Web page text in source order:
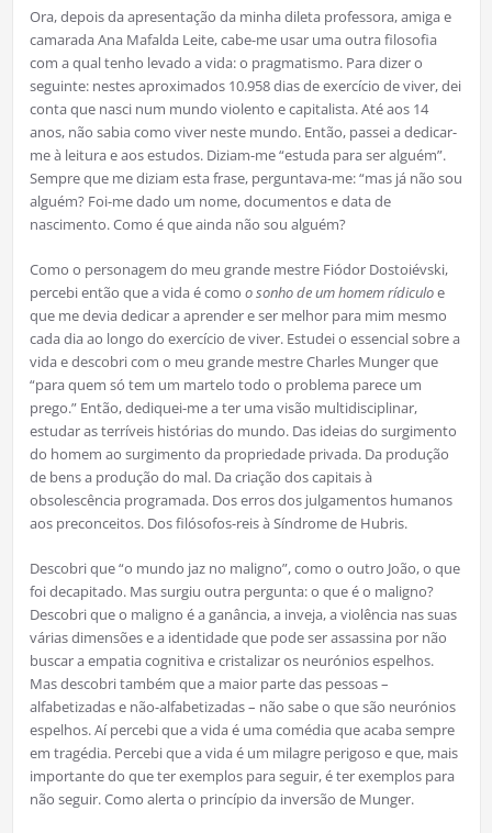
Ora, depois da apresentação da minha dileta professora, amiga e
camarada Ana Mafalda Leite, cabe-me usar uma outra filosofia
com a qual tenho levado a vida: o pragmatismo. Para dizer o
seguinte: nestes aproximados 10.958 dias de exercício de viver, dei
conta que nasci num mundo violento e capitalista. Até aos 14
anos, não sabia como viver neste mundo. Então, passei a dedicar-
me à leitura e aos estudos. Diziam-me “estuda para ser alguém”.
Sempre que me diziam esta frase, perguntava-me: “mas já não sou
alguém? Foi-me dado um nome, documentos e data de
nascimento. Como é que ainda não sou alguém?
Como o personagem do meu grande mestre Fiódor Dostoiévski,
percebi então que a vida é como o sonho de um homem rídiculoe
que me devia dedicar a aprender e ser melhor para mim mesmo
cada dia ao longo do exercício de viver. Estudei o essencial sobre a
vida e descobri com o meu grande mestre Charles Munger que
“para quem só tem um martelo todo o problema parece um
prego.” Então, dediquei-me a ter uma visão multidisciplinar,
estudar as terríveis histórias do mundo. Das ideias do surgimento
do homem ao surgimento da propriedade privada. Da produção
de bens a produção do mal. Da criação dos capitais à
obsolescência programada. Dos erros dos julgamentos humanos
aos preconceitos. Dos filósofos-reis à Síndrome de Hubris.
Descobri que “o mundo jaz no maligno”, como o outro João, o que
foi decapitado. Mas surgiu outra pergunta: o que é o maligno?
Descobri que o maligno é a ganância, a inveja, a violência nas suas
várias dimensões e a identidade que pode ser assassina por não
buscar a empatia cognitiva e cristalizar os neurónios espelhos.
Mas descobri também que a maior parte das pessoas –
alfabetizadas e não-alfabetizadas – não sabe o que são neurónios
espelhos. Aí percebi que a vida é uma comédia que acaba sempre
em tragédia. Percebi que a vida é um milagre perigoso e que, mais
importante do que ter exemplos para seguir, é ter exemplos para
não seguir. Como alerta o princípio da inversão de Munger.